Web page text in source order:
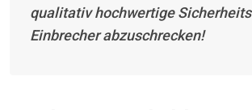
qualitativ hochwertige
Einbrecher abzuschrecken!